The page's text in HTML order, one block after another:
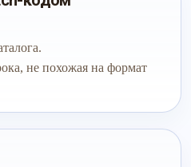
не похожая на формат